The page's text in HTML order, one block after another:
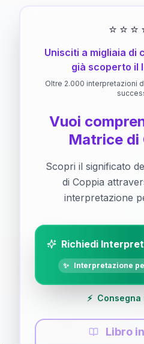
⭐ ⭐ ⭐
Unisciti a migliaia di
già scoperto il
Oltre 2.000 interpretazioni
Vuoi
Matrice di
Scopri il significato
di Coppia
interpretazione
Richiedi
✨ Interpretazione
⚡
Libro